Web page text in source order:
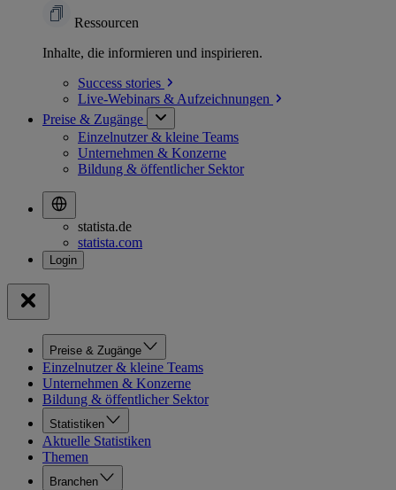
Ressourcen
Inhalte, die informieren und inspirieren.
Success stories
Live-Webinars & Aufzeichnungen
Preise & Zugänge
Einzelnutzer & kleine Teams
Unternehmen & Konzerne
Bildung & öffentlicher Sektor
statista.de
statista.com
Preise & Zugänge
Einzelnutzer & kleine Teams
Unternehmen & Konzerne
Bildung & öffentlicher Sektor
Statistiken
Aktuelle Statistiken
Themen
Branchen